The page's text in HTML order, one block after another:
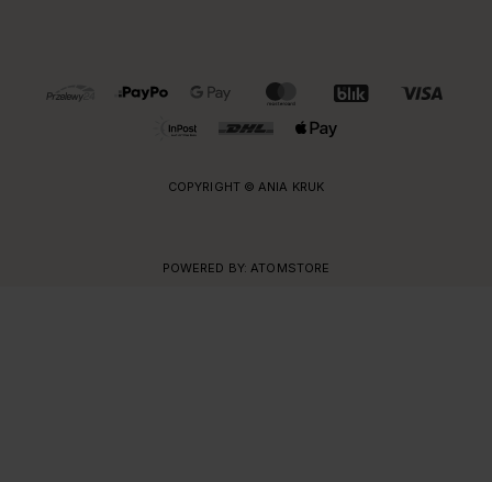
OBSŁUGIWANE FORMY PŁATNOŚCI I DOSTAWY
COPYRIGHT © ANIA KRUK
POWERED BY: ATOMSTORE